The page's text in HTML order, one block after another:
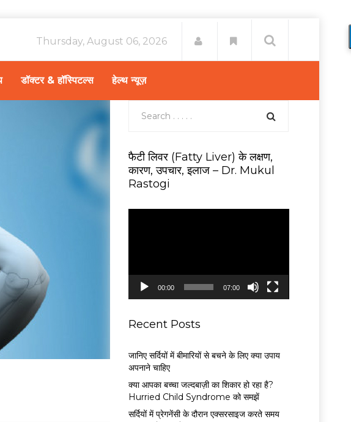
Thursday, August 06, 2026
डॉक्टर & हॉस्पिटल्स हेल्थ न्यूज़
फैटी लिवर (Fatty Liver) के लक्षण,
कारण, उपचार, इलाज – Dr. Mukul
Rastogi
y
00:00 07:00
Recent Posts
जानिए सर्दियों में बीमारियों से बचने के लिए क्या उपाय
अपनाने चाहिए
क्या आपका बच्चा जल्दबाज़ी का शिकार हो रहा है?
Hurried Child Syndrome को समझें
सर्द‍ियों में प्रेगनेंसी के दौरान एक्सरसाइज करते समय